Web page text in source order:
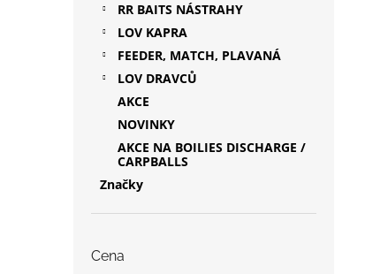
RR BAITS NÁSTRAHY
LOV KAPRA
FEEDER, MATCH, PLAVANÁ
LOV DRAVCŮ
AKCE
NOVINKY
AKCE NA BOILIES DISCHARGE /
CARPBALLS
Značky
Cena